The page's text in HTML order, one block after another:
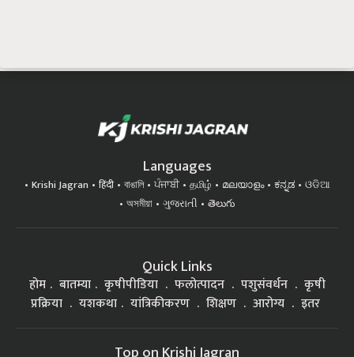
Languages
Krishi Jagran हिंदी বাঙালি ਪੰਜਾਬੀ தமிழ் മലയാളം ಕನ್ನಡ
ଓଡିଆ
অসমীয়া
ગુજરાતી తెలుగు
Quick Links
होम बातम्या कृषीपीडिया फलोत्पादन पशुसंवर्धन
कृषी
प्रक्रिया
यशकथा यांत्रिकीकरण शिक्षण आरोग्य इतर